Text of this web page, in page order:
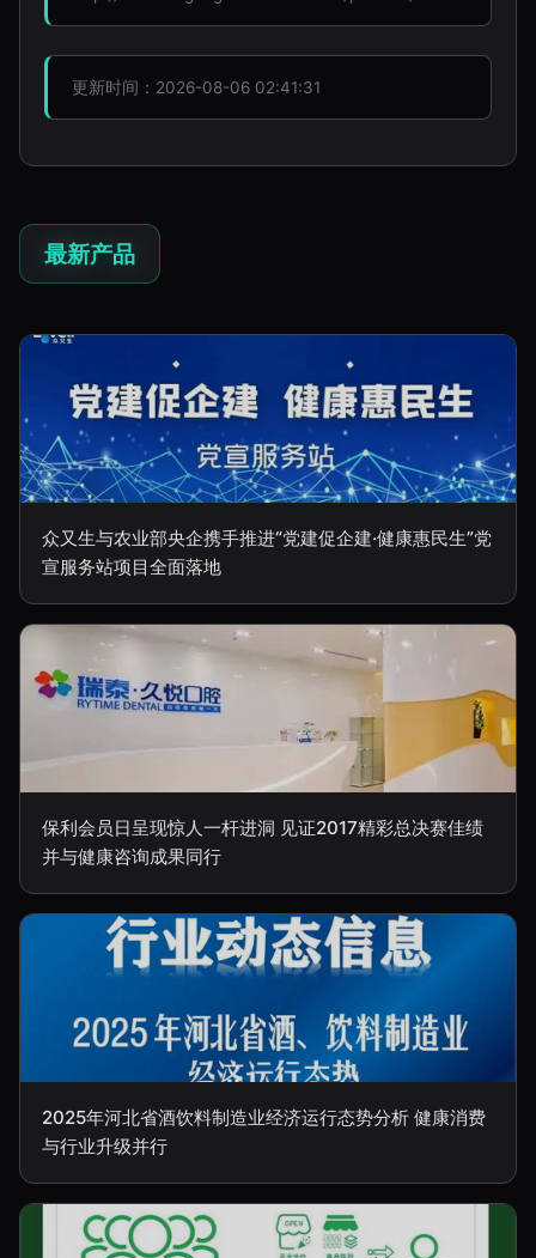
更新时间：2026-08-06 02:41:31
最新产品
众又生与农业部央企携手推进“党建促企建·健康惠民生”党
宣服务站项目全面落地
保利会员日呈现惊人一杆进洞 见证2017精彩总决赛佳绩
并与健康咨询成果同行
2025年河北省酒饮料制造业经济运行态势分析 健康消费
与行业升级并行